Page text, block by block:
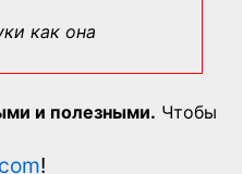
как она
и полезными. Чтобы
!